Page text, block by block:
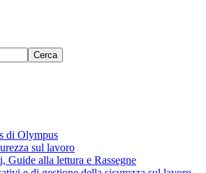
Cerca
di Olympus
sul lavoro
Guide alla lettura e Rassegne